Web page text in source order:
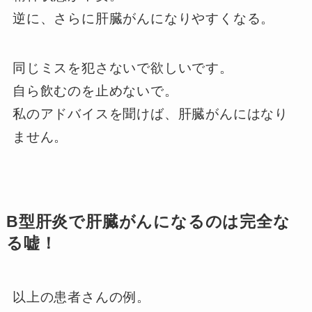
逆に、さらに肝臓がんになりやすくなる。
同じミスを犯さないで欲しいです。
自ら飲むのを止めないで。
私のアドバイスを聞けば、肝臓がんにはなり
ません。
B型肝炎で肝臓がんになるのは完全な
る嘘！
以上の患者さんの例。